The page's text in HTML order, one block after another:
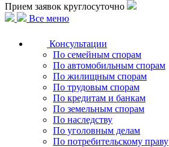
Прием заявок круглосуточно
Все меню
Консультации
По семейным спорам
По автомобильным спорам
По жилищным спорам
По трудовым спорам
По кредитам и банкам
По земельным спорам
По наследству
По уголовным делам
По потребительскому праву